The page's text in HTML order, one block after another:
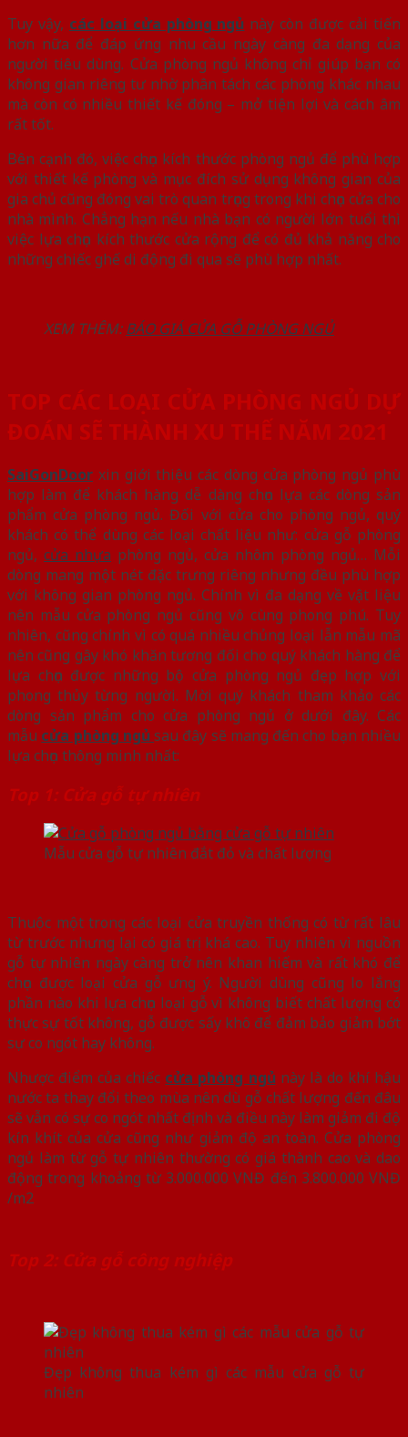
Tuy vậy, các loại cửa phòng ngủ này còn được cải tiến
hơn nữa để đáp ứng nhu cầu ngày càng đa dạng của
người tiêu dùng. Cửa phòng ngủ không chỉ giúp bạn có
không gian riêng tư nhờ phân tách các phòng khác nhau
mà còn có nhiều thiết kế đóng – mở tiện lợi và cách âm
rất tốt.
Bên cạnh đó, việc chọn kích thước phòng ngủ để phù hợp
với thiết kế phòng và mục đích sử dụng không gian của
gia chủ cũng đóng vai trò quan trọng trong khi chọn cửa cho
nhà mình. Chẳng hạn nếu nhà bạn có người lớn tuổi thì
việc lựa chọn kích thước cửa rộng để có đủ khả năng cho
những chiếc ghế di động đi qua sẽ phù hợp nhất.
XEM THÊM:BÁO GIÁ CỬA GỖ PHÒNG NGỦ
TOP CÁC LOẠI CỬA PHÒNG NGỦ DỰ
ĐOÁN SẼ THÀNH XU THẾ NĂM 2021
SaiGonDoor xin giới thiệu các dòng cửa phòng ngủ phù
hợp làm để khách hàng dễ dàng chọn lựa các dòng sản
phẩm cửa phòng ngủ. Đối với cửa cho phòng ngủ, quý
khách có thể dùng các loại chất liệu như: cửa gỗ phòng
ngủ, cửa nhựa phòng ngủ, cửa nhôm phòng ngủ… Mỗi
dòng mang một nét đặc trưng riêng nhưng đều phù hợp
với không gian phòng ngủ. Chính vì đa dạng về vật liệu
nên mẫu cửa phòng ngủ cũng vô cùng phong phú. Tuy
nhiên, cũng chính vì có quá nhiều chủng loại lẫn mẫu mã
nên cũng gây khó khăn tương đối cho quý khách hàng để
lựa chọn được những bộ cửa phòng ngủ đẹp hợp với
phong thủy từng người. Mời quý khách tham khảo các
dòng sản phẩm cho cửa phòng ngủ ở dưới đây. Các
mẫu cửa phòng ngủsau đây sẽ mang đến cho bạn nhiều
lựa chọn thông minh nhất:
Top 1: Cửa gỗ tự nhiên
Mẫu cửa gỗ tự nhiên đắt đỏ và chất lượng
Thuộc một trong các loại cửa truyền thống có từ rất lâu
từ trước nhưng lại có giá trị khá cao. Tuy nhiên vì nguồn
gỗ tự nhiên ngày càng trở nên khan hiếm và rất khó để
chọn được loại cửa gỗ ưng ý. Người dùng cũng lo lắng
phần nào khi lựa chọn loại gỗ vì không biết chất lượng có
thực sự tốt không, gỗ được sấy khô để đảm bảo giảm bớt
sự co ngót hay không.
Nhược điểm của chiếc cửa phòng ngủnày là do khí hậu
nước ta thay đổi theo mùa nên dù gỗ chất lượng đến đâu
sẽ vẫn có sự co ngót nhất định và điều này làm giảm đi độ
kín khít của cửa cũng như giảm độ an toàn. Cửa phòng
ngủ làm từ gỗ tự nhiên thường có giá thành cao và dao
động trong khoảng từ 3.000.000 VNĐ đến 3.800.000 VNĐ
/m2
Top 2: Cửa gỗ công nghiệp
Đẹp không thua kém gì các mẫu cửa gỗ tự
nhiên